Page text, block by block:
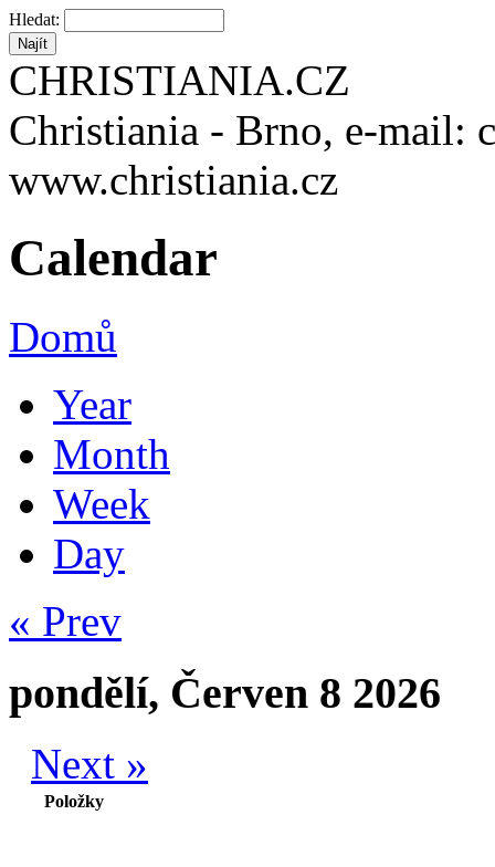
Hledat:
CHRISTIANIA.CZ
Christiania - Brno, e-mail:
www.christiania.cz
Calendar
Domů
Year
Month
Week
Day
« Prev
pondělí, Červen 8 2026
Next »
Položky